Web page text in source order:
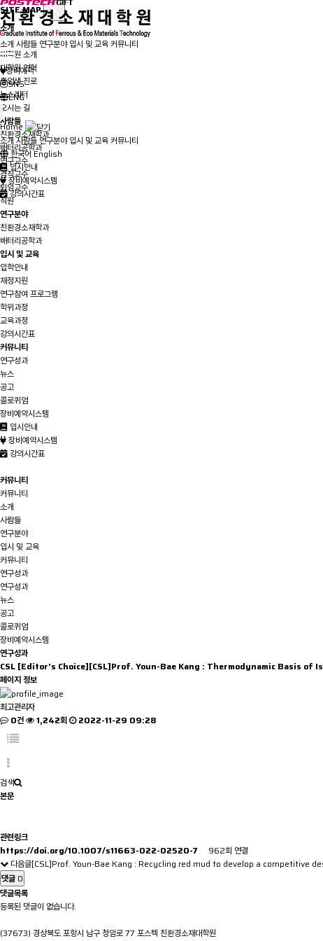
SITE MAP
소개
인사말
대학원 소개
대학원 연혁
졸업생 진로
뉴스레터
오시는 길
사람들
친환경소재학과
배터리공학과
연구교수
겸직교수
퇴임교수
직원
연구분야
친환경소재학과
배터리공학과
입시 및 교육
입학안내
재정지원
연구참여 프로그램
학위과정
교육과정
강의시간표
커뮤니티
연구성과
뉴스
공고
콜로퀴엄
장비예약시스템
입시안내
장비예약시스템
강의시간표
소개 사람들 연구분야 입시 및 교육커뮤니티
장비예약
SNS
ENG
Home
소개 사람들 연구분야 입시 및 교육커뮤니티
한국어 English
입시안내
장비예약시스템
강의시간표
커뮤니티
커뮤니티
소개
사람들
연구분야
입시 및 교육
커뮤니티
연구성과
연구성과
뉴스
공고
콜로퀴엄
장비예약시스템
연구성과
CSL [Editor's Choice][CSL]Prof. Youn-Bae Kang : Thermodynamic Basis of
페이지 정보
최고관리자
0건
1,242회 2022-11-29 09:28
검색
본문
관련링크
https://doi.org/10.1007/s11663-022-02520-7
962회 연결
다음글[CSL]Prof. Youn-Bae Kang : Recycling red mud to develop a
댓글 0
댓글목록
등록된 댓글이 없습니다.
(37673) 경상북도 포항시 남구 청암로 77 포스텍 친환경소재대학원